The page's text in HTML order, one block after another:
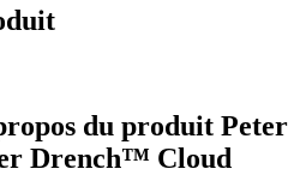
du produit Peter
Drench™ Cloud